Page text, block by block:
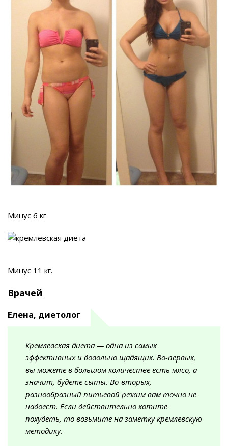
Минус 6 кг
Минус 11 кг.
Врачей
Елена, диетолог
Кремлевская диета — одна из самых
эффективных и довольно щадящих. Во-первых,
вы можете в большом количестве есть мясо, а
значит, будете сыты. Во-вторых,
разнообразный питьевой режим вам точно не
надоест. Если действительно хотите
похудеть, то возьмите на заметку кремлевскую
методику.